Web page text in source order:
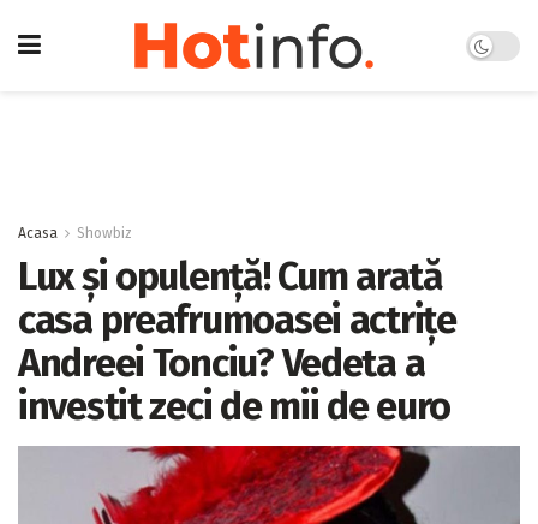
Acasa Showbiz
Lux și opulență! Cum arată
casa preafrumoasei actrițe
Andreei Tonciu? Vedeta a
investit zeci de mii de euro